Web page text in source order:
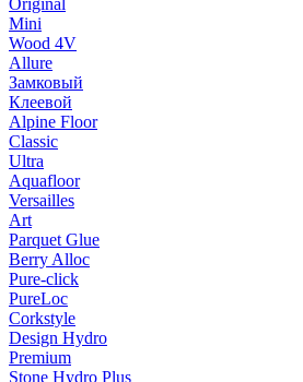
Original
Mini
Wood 4V
Allure
Замковый
Клеевой
Alpine Floor
Classic
Ultra
Aquafloor
Versailles
Art
Parquet Glue
Berry Alloc
Pure-click
PureLoc
Corkstyle
Design Hydro
Premium
Stone Hydro Plus